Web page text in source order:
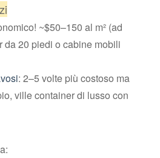
~$50–150 al m² (ad
da 20 piedi o cabine mobili
: 2–5 volte più costoso ma
ville container di lusso con